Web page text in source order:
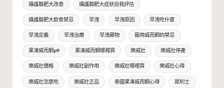
攝護腺肥大改善 攝護腺肥大症狀自我評估
攝護腺肥大飲食禁忌 早洩 早洩原因 早洩吃什麼
早洩定義 早洩治療 早洩藥物 服用威而鋼的禁忌
果凍威而鋼ptt 果凍威而鋼哪裡買 樂威壯 樂威壯停產
樂威壯價格 樂威壯副作用 樂威壯哪裡買 樂威壯心得
樂威壯怎麼吃 樂威壯正品 泰國果凍威而鋼心得 犀利士